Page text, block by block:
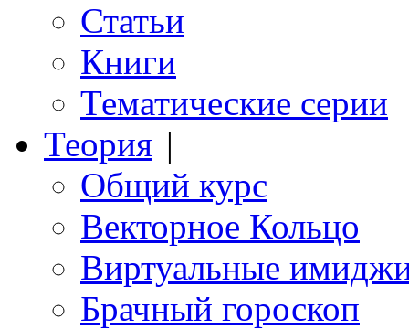
Статьи
Книги
Тематические серии
Теория |
Общий курс
Векторное Кольцо
Виртуальные
Брачный гороскоп